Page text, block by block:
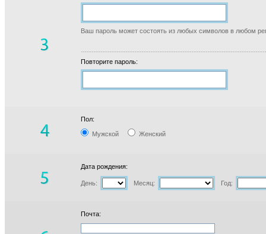
Ваш пароль может состоять из любых символов в любом
Повторите пароль:
Пол:
Мужской Женский
Дата рождения:
День: Месяц: Год:
Почта: